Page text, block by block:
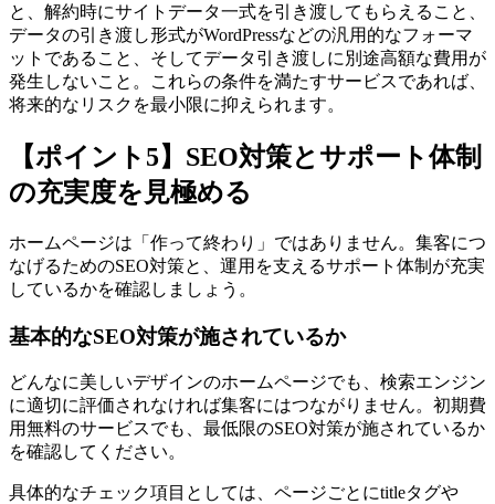
と、解約時にサイトデータ一式を引き渡してもらえること、
データの引き渡し形式がWordPressなどの汎用的なフォーマ
ットであること、そしてデータ引き渡しに別途高額な費用が
発生しないこと。これらの条件を満たすサービスであれば、
将来的なリスクを最小限に抑えられます。
【ポイント5】SEO対策とサポート体制
の充実度を見極める
ホームページは「作って終わり」ではありません。集客につ
なげるためのSEO対策と、運用を支えるサポート体制が充実
しているかを確認しましょう。
基本的なSEO対策が施されているか
どんなに美しいデザインのホームページでも、検索エンジン
に適切に評価されなければ集客にはつながりません。初期費
用無料のサービスでも、最低限のSEO対策が施されているか
を確認してください。
具体的なチェック項目としては、ページごとにtitleタグや